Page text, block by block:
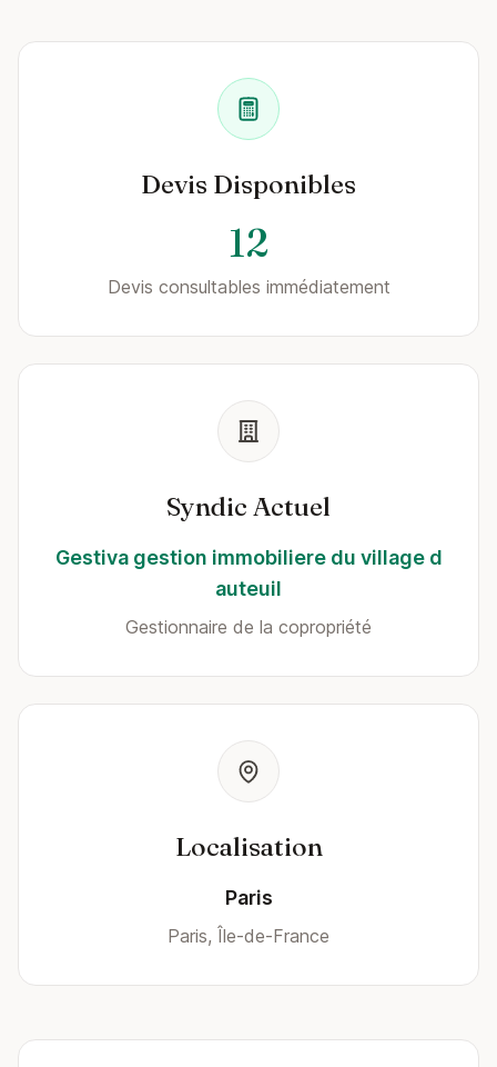
Devis Disponibles
12
Devis consultables immédiatement
Syndic Actuel
Gestiva gestion immobiliere du village d
auteuil
Gestionnaire de la copropriété
Localisation
Paris
Paris, Île-de-France